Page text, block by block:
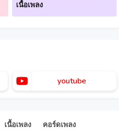
เนื้อเพลง
youtube
เนื้อเพลง คอร์ดเพลง